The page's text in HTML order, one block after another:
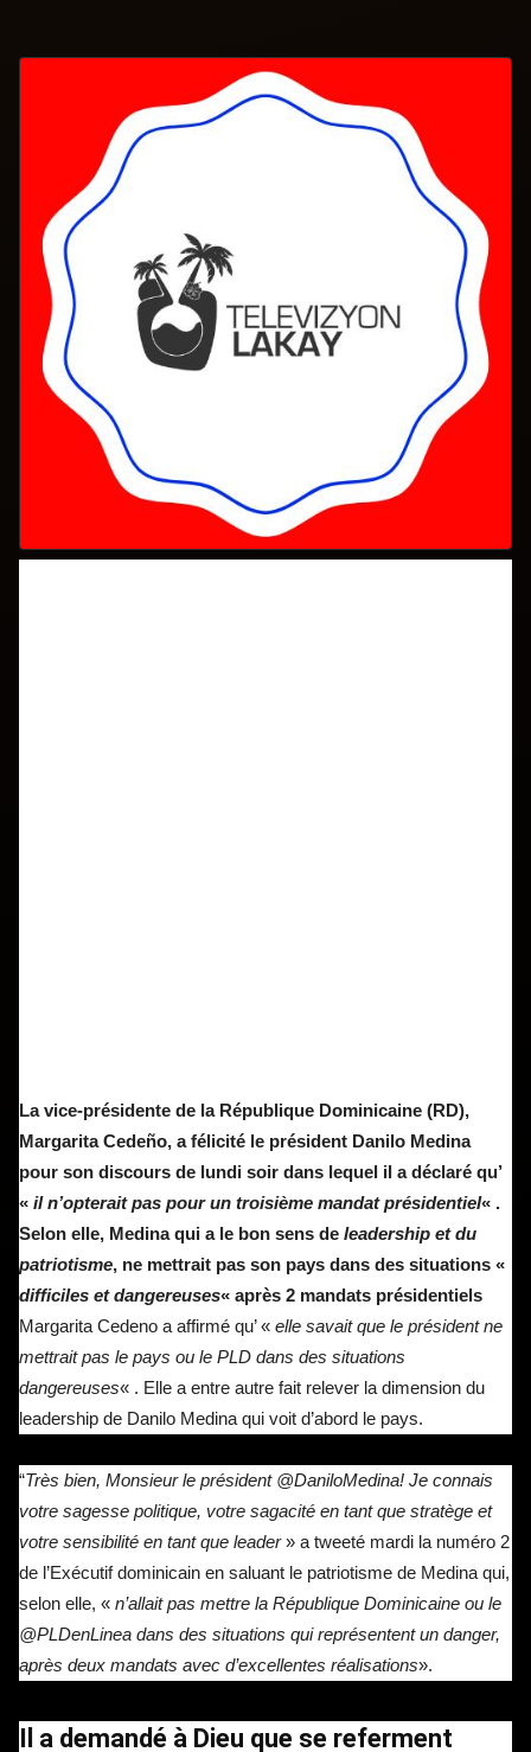
La vice-présidente de la République Dominicaine (RD),
Margarita Cedeño, a félicité le président Danilo Medina
pour son discours de lundi soir dans lequel il a déclaré qu’
« il n’opterait pas pour un troisième mandat présidentiel« .
Selon elle, Medina qui a le bon sens de leadership et du
patriotisme, ne mettrait pas son pays dans des situations «
difficiles et dangereuses« après 2 mandats présidentiels
Margarita Cedeno a affirmé qu’ « elle savait que le président ne
mettrait pas le pays ou le PLD dans des situations
dangereuses« . Elle a entre autre fait relever la dimension du
leadership de Danilo Medina qui voit d’abord le pays.
“Très bien, Monsieur le président @DaniloMedina! Je connais
votre sagesse politique, votre sagacité en tant que stratège et
votre sensibilité en tant que leader» a tweeté mardi la numéro 2
de l’Exécutif dominicain en saluant le patriotisme de Medina qui,
selon elle, « n’allait pas mettre la République Dominicaine ou le
@PLDenLinea dans des situations qui représentent un danger,
après deux mandats avec d’excellentes réalisations».
Il a demandé à Dieu que se referment